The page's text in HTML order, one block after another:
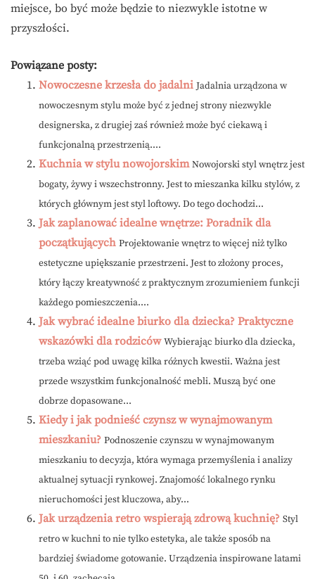
miejsce, bo być może będzie to niezwykle istotne w
przyszłości.
Powiązane posty:
Nowoczesne krzesła do jadalni Jadalnia urządzona w
nowoczesnym stylu może być z jednej strony niezwykle
designerska, z drugiej zaś również może być ciekawą i
funkcjonalną przestrzenią....
Kuchnia w stylu nowojorskim Nowojorski styl wnętrz jest
bogaty, żywy i wszechstronny. Jest to mieszanka kilku stylów, z
których głównym jest styl loftowy. Do tego dochodzi...
Jak zaplanować idealne wnętrze: Poradnik dla
początkujących Projektowanie wnętrz to więcej niż tylko
estetyczne upiększanie przestrzeni. Jest to złożony proces,
który łączy kreatywność z praktycznym zrozumieniem funkcji
każdego pomieszczenia....
Jak wybrać idealne biurko dla dziecka? Praktyczne
wskazówki dla rodziców Wybierając biurko dla dziecka,
trzeba wziąć pod uwagę kilka różnych kwestii. Ważna jest
przede wszystkim funkcjonalność mebli. Muszą być one
dobrze dopasowane...
Kiedy i jak podnieść czynsz w wynajmowanym
mieszkaniu? Podnoszenie czynszu w wynajmowanym
mieszkaniu to decyzja, która wymaga przemyślenia i analizy
aktualnej sytuacji rynkowej. Znajomość lokalnego rynku
nieruchomości jest kluczowa, aby...
Jak urządzenia retro wspierają zdrową kuchnię? Styl
retro w kuchni to nie tylko estetyka, ale także sposób na
bardziej świadome gotowanie. Urządzenia inspirowane latami